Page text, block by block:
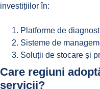
investițiilor în:
Platforme de
Sisteme de
Soluții de stocare și
Care regiuni
servicii?